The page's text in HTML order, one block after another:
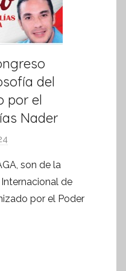
t
v
a
del
por el
Nader
r
S
í
son de la
de
por el Poder